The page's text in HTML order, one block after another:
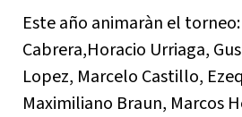
Este año animaràn el
Cabrera,Horacio Urriaga,
Lopez, Marcelo Castillo,
Maximiliano Braun, Marcos